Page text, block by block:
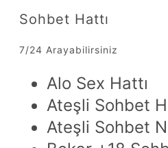
Sohbet Hattı
7/24 Arayabilirsiniz
Alo Sex Hattı
Ateşli Sohbet
Ateşli Sohbet